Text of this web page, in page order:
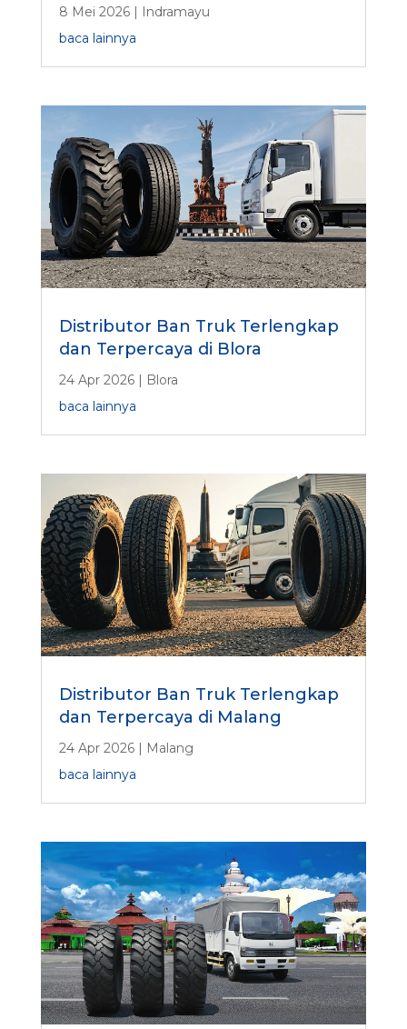
8 Mei 2026|
Indramayu
baca lainnya
Distributor Ban Truk Terlengkap
dan Terpercaya di Blora
24 Apr 2026|
Blora
baca lainnya
Distributor Ban Truk Terlengkap
dan Terpercaya di Malang
24 Apr 2026|
Malang
baca lainnya